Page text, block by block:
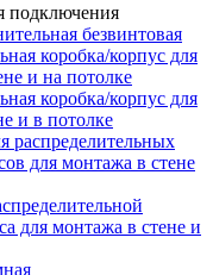
подключения
безвинтовая
коробка/корпус для
и на потолке
коробка/корпус для
и в потолке
распределительных
для монтажа в стене
для монтажа в стене и